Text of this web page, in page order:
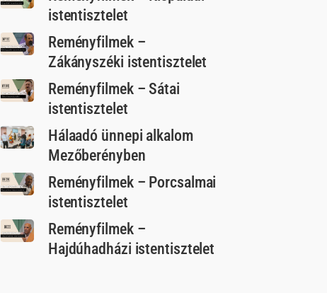
istentisztelet
Reményfilmek –
Zákányszéki istentisztelet
Reményfilmek – Sátai
istentisztelet
Hálaadó ünnepi alkalom
Mezőberényben
Reményfilmek – Porcsalmai
istentisztelet
Reményfilmek –
Hajdúhadházi istentisztelet